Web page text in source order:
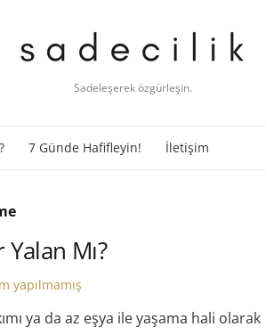
Sadeleşerek özgürleşin.
7 Günde Hafifleyin! İletişim
Mı?
yapılmamış
ya da az eşya ile yaşama hali olarak